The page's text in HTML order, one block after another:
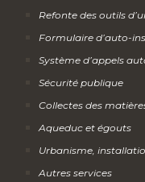
Refonte des outils
Formulaire d’auto-
Système d’appels
Sécurité publique
Collectes des
Aqueduc et égouts
Urbanisme,
Autres services